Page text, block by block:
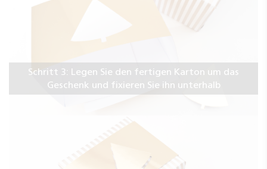
Schritt 3: Legen Sie den fertigen Karton um das
Geschenk und fixieren Sie ihn unterhalb